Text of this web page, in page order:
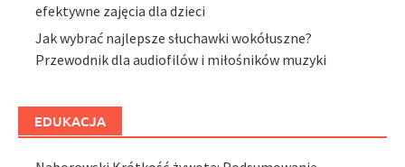
efektywne zajęcia dla dzieci
Jak wybrać najlepsze słuchawki wokółuszne?
Przewodnik dla audiofilów i miłośników muzyki
EDUKACJA